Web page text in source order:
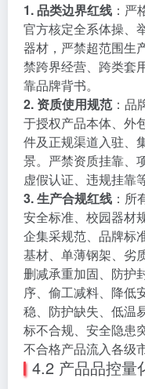
1. 品类边界红线 ：
官方核定全系体操、
器材，严禁超范围生
禁跨界经营、跨类套
靠品牌背书。
2. 资质使用规范 ：
于授权产品本体、外
件及正规渠道入驻、
景。严禁资质挂靠、
虚假认证、违规挂靠
3. 生产合规红线 ：
安全标准、校园器材
企集采规范、品牌标
基材、单薄钢架、劣
删减承重加固、防护
序、偷工减料、降低
稳、防护缺失、低温
标不合规、安全隐患
不合格产品流入各级
4.2 产品品控量